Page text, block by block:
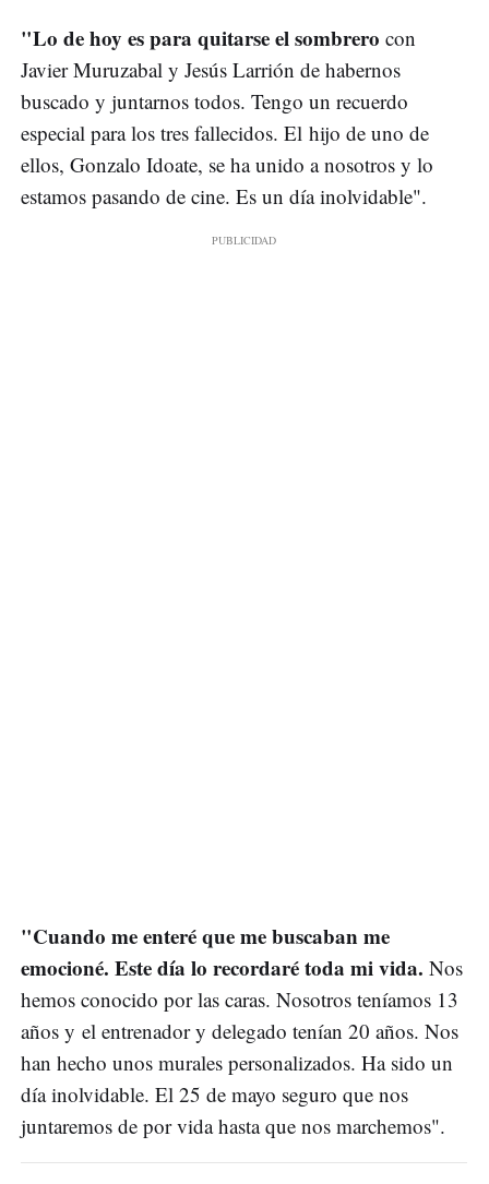
"Lo de hoy es para quitarse el sombrero con
Javier Muruzabal y Jesús Larrión de habernos
buscado y juntarnos todos. Tengo un recuerdo
especial para los tres fallecidos. El hijo de uno de
ellos, Gonzalo Idoate, se ha unido a nosotros y lo
estamos pasando de cine. Es un día inolvidable".
"Cuando me enteré que me buscaban me
emocioné. Este día lo recordaré toda mi vida. Nos
hemos conocido por las caras. Nosotros teníamos 13
años y el entrenador y delegado tenían 20 años. Nos
han hecho unos murales personalizados. Ha sido un
día inolvidable. El 25 de mayo seguro que nos
juntaremos de por vida hasta que nos marchemos".